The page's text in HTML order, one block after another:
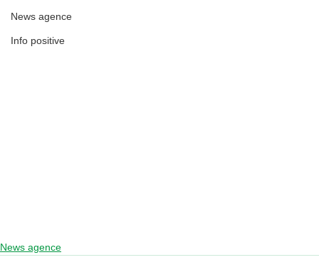
News agence
Info positive
News agence